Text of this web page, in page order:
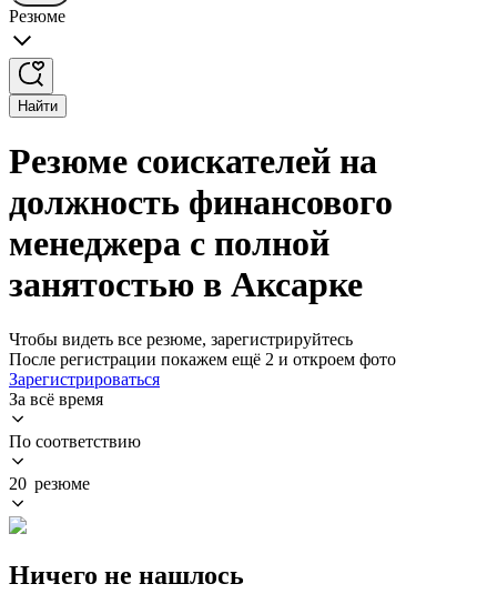
Резюме
Найти
Резюме соискателей на
должность финансового
менеджера с полной
занятостью в Аксарке
Чтобы видеть все резюме, зарегистрируйтесь
После регистрации покажем ещё 2 и откроем фото
Зарегистрироваться
За всё время
По соответствию
20 резюме
Ничего не нашлось